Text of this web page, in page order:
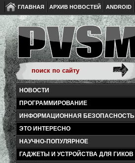
ГЛАВНАЯ АРХИВ НОВОСТЕЙ ANDROID
НОВОСТИ
ПРОГРАММИРОВАНИЕ
ИНФОРМАЦИОННАЯ БЕЗОПАСНОСТЬ
ЭТО ИНТЕРЕСНО
НАУЧНО-ПОПУЛЯРНОЕ
ГАДЖЕТЫ И УСТРОЙСТВА ДЛЯ ГИКОВ